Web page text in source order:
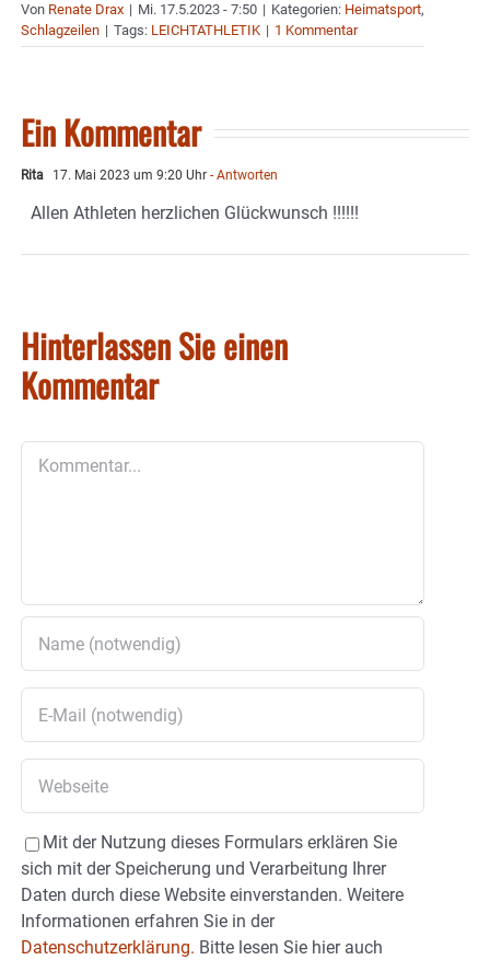
Von Renate Drax | Mi. 17.5.2023 - 7:50 | Kategorien: Heimatsport,
Schlagzeilen | Tags: LEICHTATHLETIK | 1 Kommentar
Ein Kommentar
Rita 17. Mai 2023 um 9:20 Uhr - Antworten
Allen Athleten herzlichen Glückwunsch !!!!!!
Hinterlassen Sie einen
Kommentar
Mit der Nutzung dieses Formulars erklären Sie
sich mit der Speicherung und Verarbeitung Ihrer
Daten durch diese Website einverstanden. Weitere
Informationen erfahren Sie in der
Datenschutzerklärung. Bitte lesen Sie hier auch